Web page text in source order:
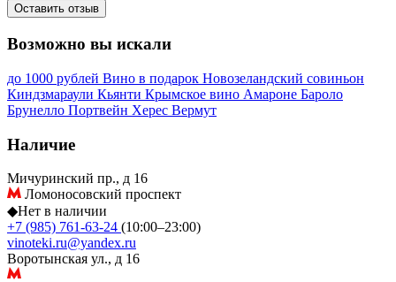
Оставить отзыв
Возможно вы искали
до 1000 рублей Вино в подарок Новозеландский совиньон
Киндзмараули Кьянти Крымское вино Амароне Бароло
Брунелло Портвейн Херес Вермут
Наличие
Мичуринский пр., д 16
Ломоносовский проспект
◆Нет в наличии
+7 (985) 761-63-24 (10:00–23:00)
vinoteki.ru@yandex.ru
Воротынская ул., д 16